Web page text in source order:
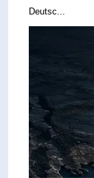
Deutsc...